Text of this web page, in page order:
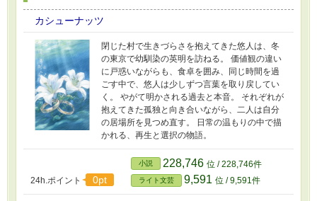
カシューナッツ
閉じた村で生きづらさを抱えてきた悠人は、冬
の東京で幼馴染の英明を訪ねる。 価値観の違い
に戸惑いながらも、食卓を囲み、同じ時間を過
ごす中で、悠人は少しずつ言葉を取り戻してい
く。 やがて明かされる過去と本音。 それぞれが
抱えてきた孤独と向き合いながら、二人は自分
の居場所を見つめ直す。 日常の温もりの中で描
かれる、再生と選択の物語。
24h.ポイント 0pt
小説 228,746 位 / 228,746件
ライト文芸 9,591 位 / 9,591件